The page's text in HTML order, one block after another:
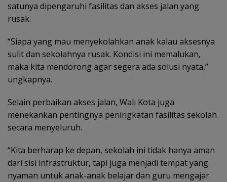
satunya dipengaruhi fasilitas dan akses jalan yang
rusak.
“Siapa yang mau menyekolahkan anak kalau aksesnya
sulit dan sekolahnya rusak. Kondisi ini memalukan,
maka kita mendorong agar segera ada solusi nyata,”
ungkapnya.
Selain perbaikan akses jalan, Wali Kota juga
menekankan pentingnya peningkatan fasilitas sekolah
secara menyeluruh.
“Kita berharap ke depan, sekolah ini tidak hanya aman
dari sisi infrastruktur, tapi juga menjadi tempat yang
nyaman untuk anak-anak belajar dan guru mengajar.